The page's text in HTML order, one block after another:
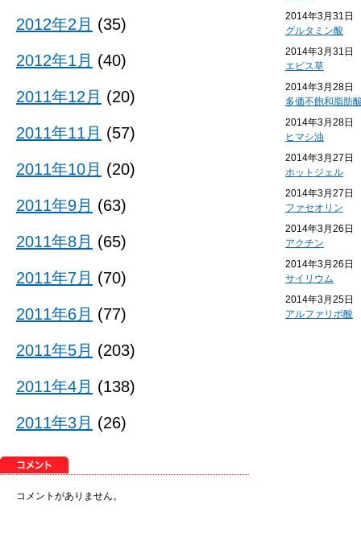
2014年3月31日
グルタミン酸
2014年3月31日
エビス草
2014年3月28日
多価不飽和脂肪
2014年3月28日
ヒマシ油
2014年3月27日
ホットジェル
2014年3月27日
ファセオリン
2014年3月26日
アクチン
2014年3月26日
サイリウム
2014年3月25日
アルファリポ酸
2012年2月 (35)
2012年1月 (40)
2011年12月 (20)
2011年11月 (57)
2011年10月 (20)
2011年9月 (63)
2011年8月 (65)
2011年7月 (70)
2011年6月 (77)
2011年5月 (203)
2011年4月 (138)
2011年3月 (26)
コメントがありません。